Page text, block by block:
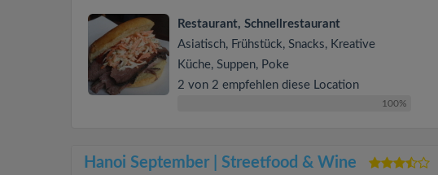
Restaurant, Schnellrestaurant
Asiatisch, Frühstück, Snacks, Kreative
Küche, Suppen, Poke
2 von 2 empfehlen diese Location
100%
Hanoi September | Streetfood & Wine